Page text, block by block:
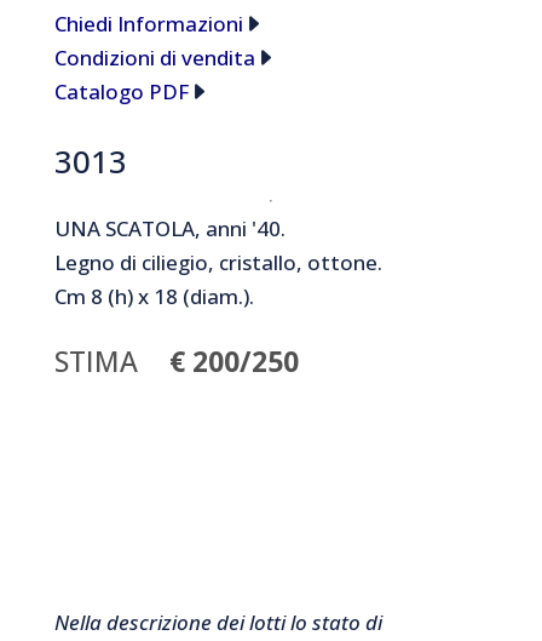
Chiedi Informazioni
Condizioni di vendita
Catalogo PDF
3013
UNA SCATOLA, anni '40.
Legno di ciliegio, cristallo, ottone.
Cm 8 (h) x 18 (diam.).
STIMA € 200/250
Nella descrizione dei lotti lo stato di